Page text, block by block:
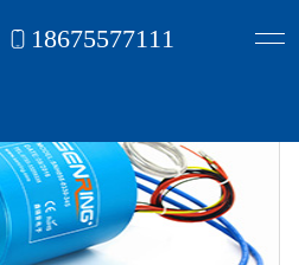
18675577111